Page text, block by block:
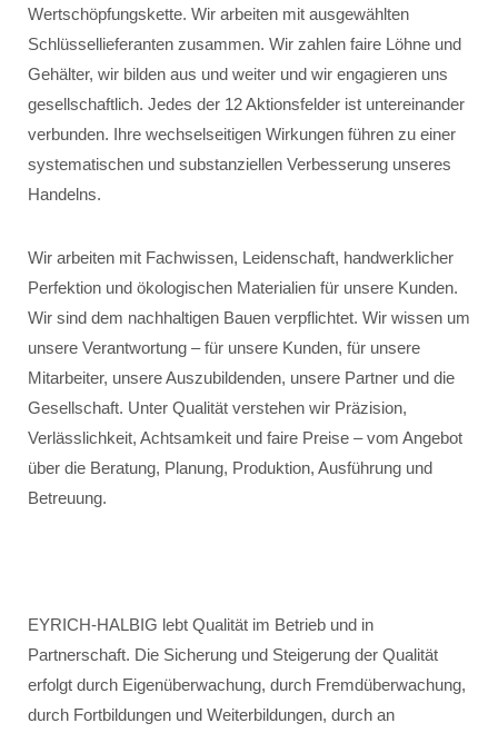
Wertschöpfungskette. Wir arbeiten mit ausgewählten
Schlüssellieferanten zusammen. Wir zahlen faire Löhne und
Gehälter, wir bilden aus und weiter und wir engagieren uns
gesellschaftlich. Jedes der 12 Aktionsfelder ist untereinander
verbunden. Ihre wechselseitigen Wirkungen führen zu einer
systematischen und substanziellen Verbesserung unseres
Handelns.
Wir arbeiten mit Fachwissen, Leidenschaft, handwerklicher
Perfektion und ökologischen Materialien für unsere Kunden.
Wir sind dem nachhaltigen Bauen verpflichtet. Wir wissen um
unsere Verantwortung – für unsere Kunden, für unsere
Mitarbeiter, unsere Auszubildenden, unsere Partner und die
Gesellschaft. Unter Qualität verstehen wir Präzision,
Verlässlichkeit, Achtsamkeit und faire Preise – vom Angebot
über die Beratung, Planung, Produktion, Ausführung und
Betreuung.
EYRICH-HALBIG lebt Qualität im Betrieb und in
Partnerschaft. Die Sicherung und Steigerung der Qualität
erfolgt durch Eigenüberwachung, durch Fremdüberwachung,
durch Fortbildungen und Weiterbildungen, durch an